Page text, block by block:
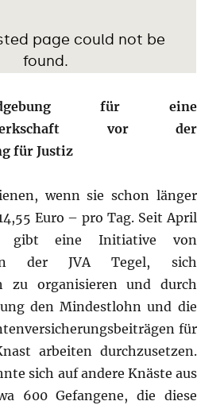
für eine
vor der
für Justiz
wenn sie schon länger
Euro – pro Tag. Seit April
gibt eine Initiative von
in der JVA Tegel, sich
zu organisieren und durch
den Mindestlohn und die
für
arbeiten durchzusetzen.
sich auf andere Knäste aus
600 Gefangene, die diese